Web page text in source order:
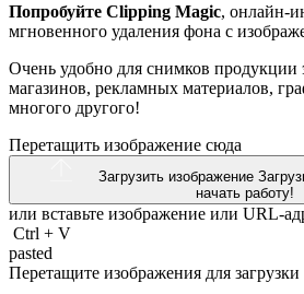
Попробуйте Clipping Magic, онлайн-
мгновенного удаления фона с
Очень удобно для снимков продукции
магазинов, рекламных материалов,
многого другого!
Перетащить изображение сюда
Загрузить изображение
начать работу!
или вставьте изображение или URL-
Ctrl + V
pasted
Перетащите изображения для загрузки